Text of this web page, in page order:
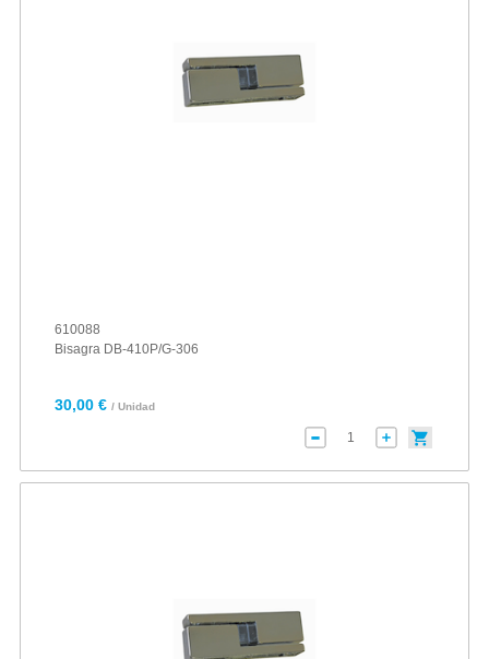
610088
Bisagra DB-410P/G-306
30,00 € / Unidad